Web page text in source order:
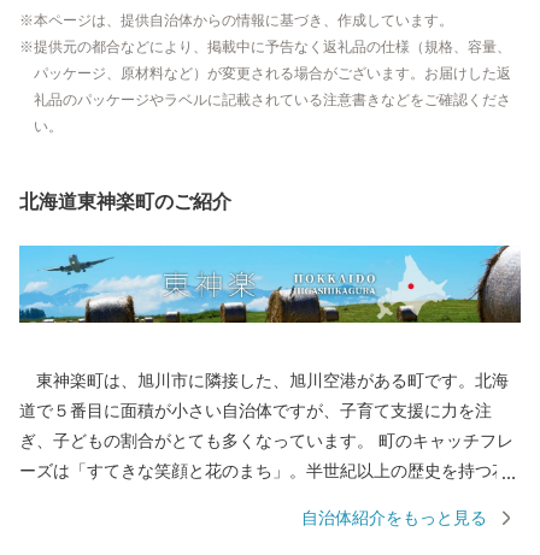
本ページは、提供自治体からの情報に基づき、作成しています。
提供元の都合などにより、掲載中に予告なく返礼品の仕様（規格、容量、
パッケージ、原材料など）が変更される場合がございます。お届けした返
礼品のパッケージやラベルに記載されている注意書きなどをご確認くださ
い。
北海道東神楽町のご紹介
東神楽町は、旭川市に隣接した、旭川空港がある町です。北海
道で５番目に面積が小さい自治体ですが、子育て支援に力を注
ぎ、子どもの割合がとても多くなっています。 町のキャッチフレ
ーズは「すてきな笑顔と花のまち」。半世紀以上の歴史を持つ花
け水の恵みの、おいしいお米は自慢の一品。アスパラやトマトな
自治体紹介をもっと見る